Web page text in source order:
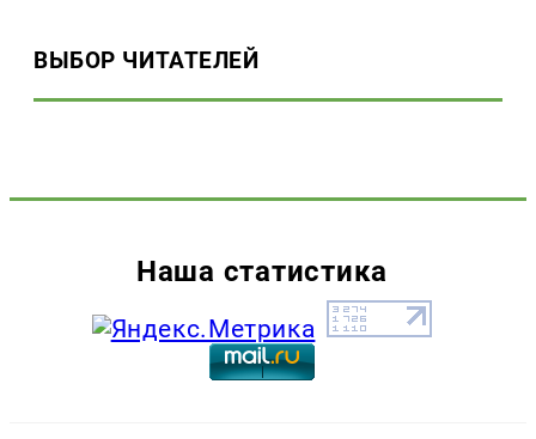
ВЫБОР ЧИТАТЕЛЕЙ
Наша статистика